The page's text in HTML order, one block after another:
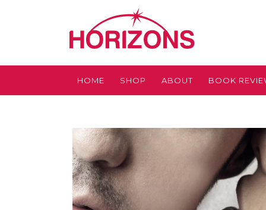
HOME SHOP ABOUT BOOK